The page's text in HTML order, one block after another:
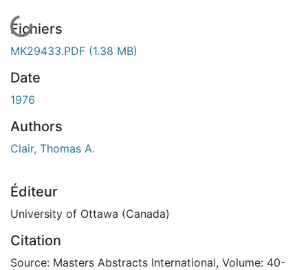
En cours de chargement...
Fichiers
MK29433.PDF (1.38 MB)
Date
1976
Authors
Clair, Thomas A.
Éditeur
University of Ottawa (Canada)
Citation
Source: Masters Abstracts International, Volume: 40-